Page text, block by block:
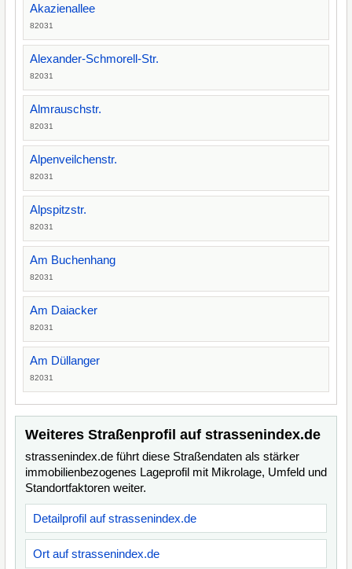
Akazienallee
82031
Alexander-Schmorell-Str.
82031
Almrauschstr.
82031
Alpenveilchenstr.
82031
Alpspitzstr.
82031
Am Buchenhang
82031
Am Daiacker
82031
Am Düllanger
82031
Weiteres Straßenprofil auf strassenindex.de
strassenindex.de führt diese Straßendaten als stärker
immobilienbezogenes Lageprofil mit Mikrolage, Umfeld und
Standortfaktoren weiter.
Detailprofil auf strassenindex.de
Ort auf strassenindex.de